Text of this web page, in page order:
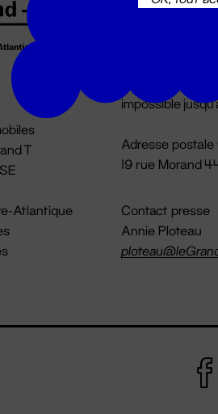
T
Atlantique
impossible
Adresse postale
19 rue Morand
Contact presse
Annie Ploteau